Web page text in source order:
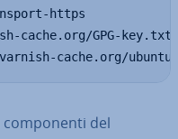
https
cache.org/GPG-
cache.org/
com­po­nen­ti del